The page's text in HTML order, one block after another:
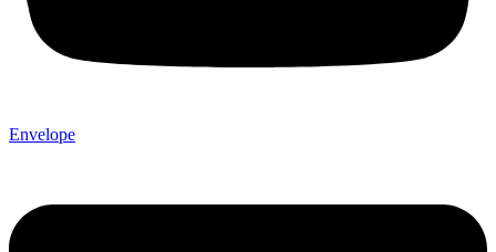
Envelope